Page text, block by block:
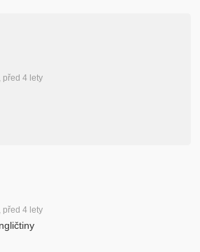
, před 4 lety
, před 4 lety